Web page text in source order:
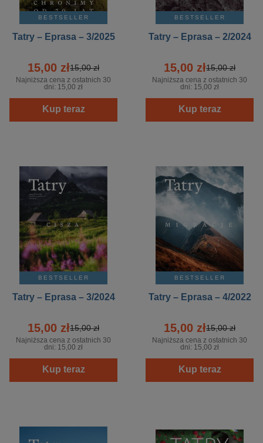
BESTSELLER
Tatry – Eprasa – 3/2025
15,00 zł15,00 zł
Najniższa cena z ostatnich 30
dni: 15,00 zł
Kup teraz
BESTSELLER
Tatry – Eprasa – 2/2024
15,00 zł15,00 zł
Najniższa cena z ostatnich 30
dni: 15,00 zł
Kup teraz
BESTSELLER
Tatry – Eprasa – 3/2024
15,00 zł15,00 zł
Najniższa cena z ostatnich 30
dni: 15,00 zł
Kup teraz
BESTSELLER
Tatry – Eprasa – 4/2022
15,00 zł15,00 zł
Najniższa cena z ostatnich 30
dni: 15,00 zł
Kup teraz